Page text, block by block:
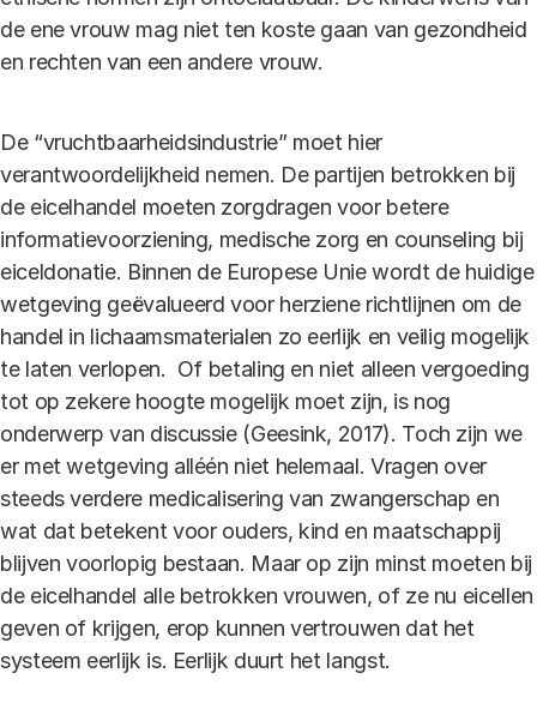
de ene vrouw mag niet ten koste gaan van gezondheid
en rechten van een andere vrouw.
De “vruchtbaarheidsindustrie” moet hier
verantwoordelijkheid nemen. De partijen betrokken bij
de eicelhandel moeten zorgdragen voor betere
informatievoorziening, medische zorg en counseling bij
eiceldonatie. Binnen de Europese Unie wordt de huidige
wetgeving geëvalueerd voor herziene richtlijnen om de
handel in lichaamsmaterialen zo eerlijk en veilig mogelijk
te laten verlopen. Of betaling en niet alleen vergoeding
tot op zekere hoogte mogelijk moet zijn, is nog
onderwerp van discussie (Geesink, 2017). Toch zijn we
er met wetgeving alléén niet helemaal. Vragen over
steeds verdere medicalisering van zwangerschap en
wat dat betekent voor ouders, kind en maatschappij
blijven voorlopig bestaan. Maar op zijn minst moeten bij
de eicelhandel alle betrokken vrouwen, of ze nu eicellen
geven of krijgen, erop kunnen vertrouwen dat het
systeem eerlijk is. Eerlijk duurt het langst.